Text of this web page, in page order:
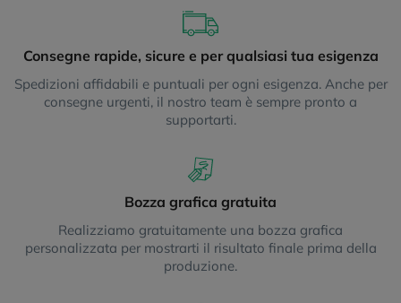
Consegne rapide, sicure e per qualsiasi tua esigenza
Spedizioni affidabili e puntuali per ogni esigenza. Anche per
consegne urgenti, il nostro team è sempre pronto a
supportarti.
Bozza grafica gratuita
Realizziamo gratuitamente una bozza grafica
personalizzata per mostrarti il risultato finale prima della
produzione.